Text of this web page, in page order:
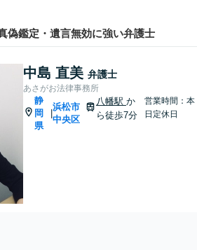
偽鑑定・遺言無効に強い弁護士
中島 直美 弁護士
あさがお法律事務所
静
岡
県
浜松市
中央区
八幡駅 か
ら徒歩7分
営業時間：本
日定休日